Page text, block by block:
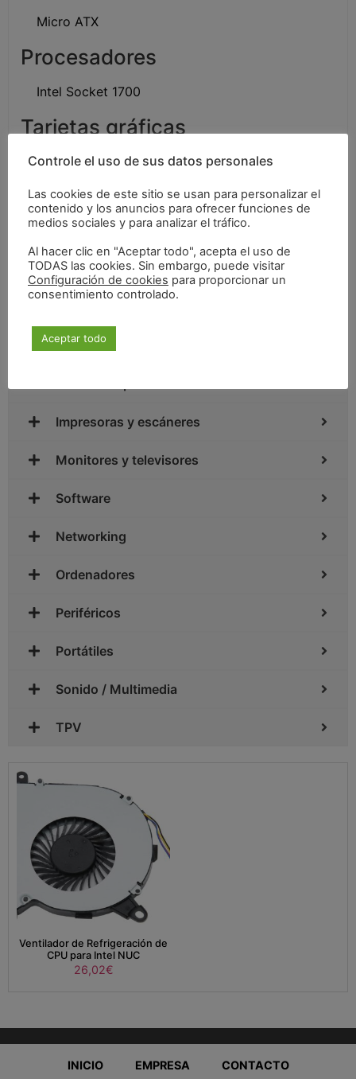
Micro ATX
Procesadores
Intel Socket 1700
Tarjetas gráficas
NVIDIA GeForce GT
NVIDIA GeForce RTX
Ventiladores
Ventiladores CPU
Ventiladores Intel NUC
Consumibles
Impresoras y escáneres
Monitores y televisores
Software
Networking
Ordenadores
Periféricos
Portátiles
Sonido / Multimedia
TPV
Ventilador de Refrigeración de
CPU para Intel NUC
26,02€
INICIO EMPRESA CONTACTO
Controle el uso de sus datos personales
Las cookies de este sitio se usan para personalizar el
contenido y los anuncios para ofrecer funciones de
medios sociales y para analizar el tráfico.
Al hacer clic en "Aceptar todo", acepta el uso de
TODAS las cookies. Sin embargo, puede visitar
Configuración de cookies para proporcionar un
consentimiento controlado.
Aceptar todo